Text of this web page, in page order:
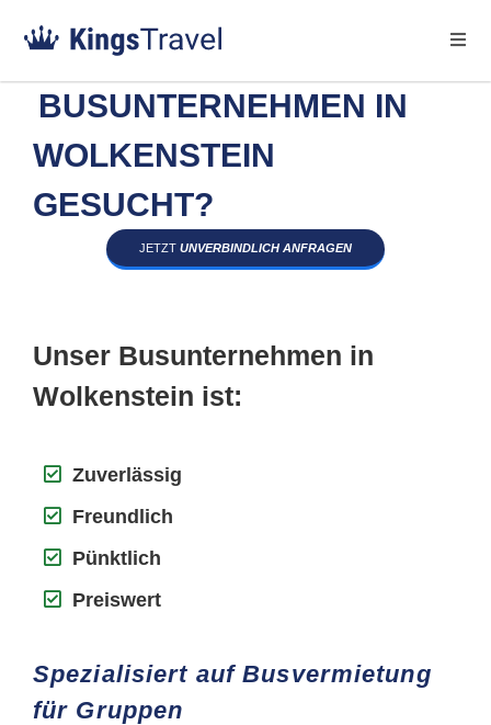
BUSUNTERNEHMEN IN
WOLKENSTEIN
GESUCHT?
JETZT UNVERBINDLICH ANFRAGEN
Unser Busunternehmen in
Wolkenstein ist:
Zuverlässig
Freundlich
Pünktlich
Preiswert
Spezialisiert auf Busvermietung
für Gruppen